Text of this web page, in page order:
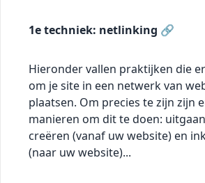
1e techniek: netlinking 🔗
Hieronder vallen praktijken die
om je site in een netwerk van
plaatsen. Om precies te zijn zijn
manieren om dit te doen:
creëren (vanaf uw website) en
(naar uw website)...